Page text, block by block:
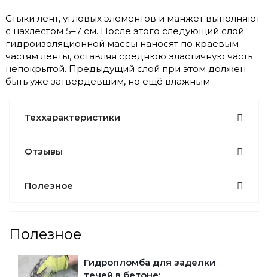
Стыки лент, угловых элементов и манжет выполняют
с нахлестом 5–7 см. После этого следующий слой
гидроизоляционной массы наносят по краевым
частям ленты, оставляя среднюю эластичную часть
непокрытой. Предыдущий слой при этом должен
быть уже затвердевшим, но ещё влажным.
Теххарактеристики
Отзывы
Полезное
Полезное
Гидропломба для заделки
течей в бетоне: